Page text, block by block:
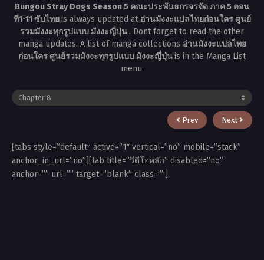
Bungou Stray Dogs Season 5 คณะประพันธกรจรจัด ภาค 5 ตอน
ที่1-11 ซับไทยis always updated at อ่านมังงะแปลไทยก่อนใคร ศูนย์
รวมมังงะทุกรูปแบบ มังงะญี่ปุ่น . Dont forget to read the other
manga updates. A list of manga collections อ่านมังงะแปลไทย
ก่อนใคร ศูนย์รวมมังงะทุกรูปแบบ มังงะญี่ปุ่นis in the Manga List
menu.
Prev Next
[tabs style=”default” active=”1″ vertical=”no” mobile=”stack”
anchor_in_url=”no”][tab title=”วีดีโอหลัก” disabled=”no”
anchor=”” url=”” target=”blank” class=””]